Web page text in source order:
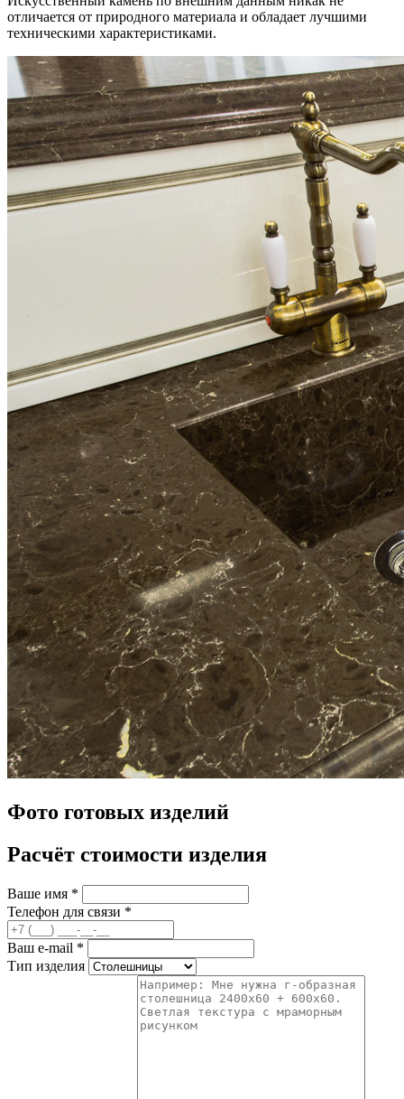
отличается от природного материала и обладает лучшими
техническими характеристиками.
Фото готовых изделий
Расчёт стоимости изделия
Ваше имя *
Телефон для связи *
Ваш e-mail *
Тип изделия